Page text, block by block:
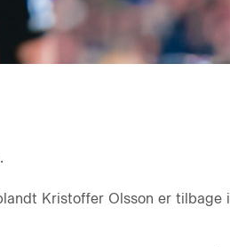
Kristoffer Olsson er tilbage i